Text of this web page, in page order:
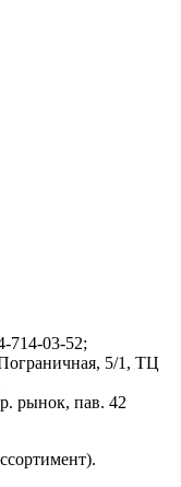
714-03-52;
5/1, ТЦ
рынок, пав. 42